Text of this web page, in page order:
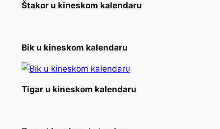
Štakor u kineskom kalendaru
Bik u kineskom kalendaru
Tigar u kineskom kalendaru